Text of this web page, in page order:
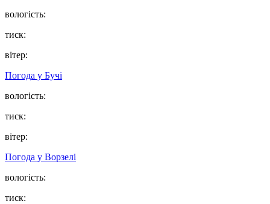
вологість:
тиск:
вітер:
Погода у Бучі
вологість:
тиск:
вітер:
Погода у Ворзелі
вологість:
тиск: